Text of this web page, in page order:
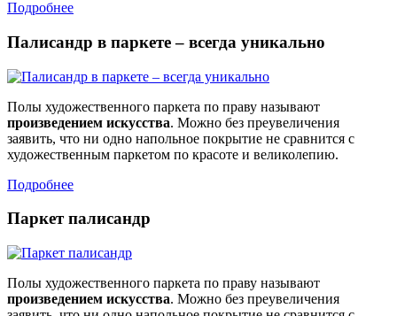
Подробнее
Палисандр в паркете – всегда уникально
Полы художественного паркета по праву называют
произведением искусства. Можно без преувеличения
заявить, что ни одно напольное покрытие не сравнится с
художественным паркетом по красоте и великолепию.
Подробнее
Паркет палисандр
Полы художественного паркета по праву называют
произведением искусства. Можно без преувеличения